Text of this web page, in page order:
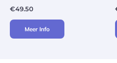
€49.50
Meer Info